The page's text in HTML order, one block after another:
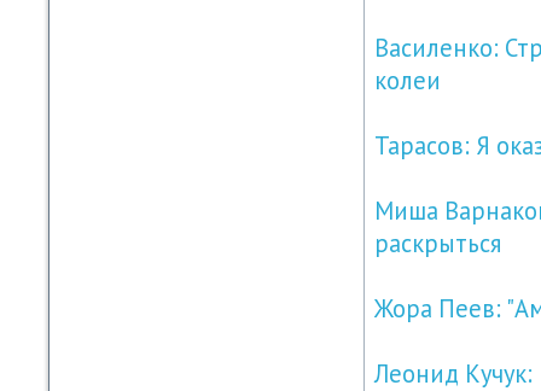
Василенко:
колеи
Тарасов: Я
Миша
раскрыться
Жора Пеев:
Леонид